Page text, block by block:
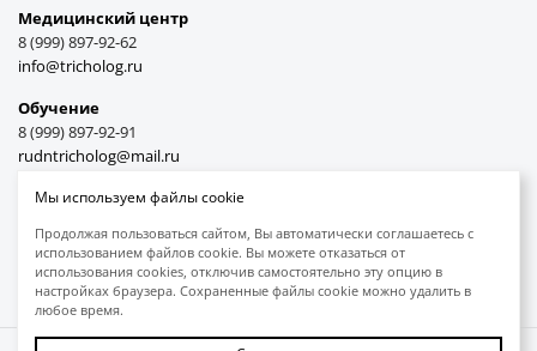
Медицинский центр
8 (999) 897-92-62
info@tricholog.ru
Обучение
8 (999) 897-92-91
rudntricholog@mail.ru
Принимаем к оплате
Мы используем файлы cookie
Продолжая пользоваться сайтом, Вы автоматически соглашаетесь с
использованием файлов cookie. Вы можете отказаться от
использования cookies, отключив самостоятельно эту опцию в
настройках браузера. Сохраненные файлы cookie можно удалить в
любое время.